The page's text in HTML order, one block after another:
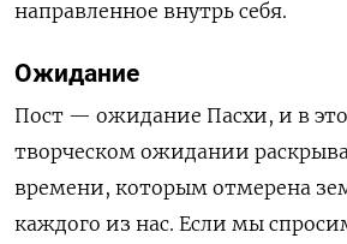
направленное внутрь себя.
Ожидание
Пост — ожидание Пасхи, и в
творческом ожидании
времени, которым отмерена
каждого из нас. Если мы